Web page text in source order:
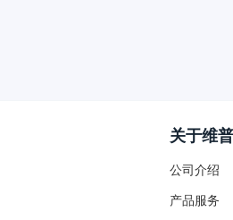
关于维普
公司介绍
产品服务